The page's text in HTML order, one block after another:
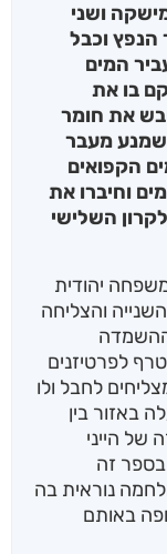
ושני
וכבל
המים
בו את
את חומר
שמנע מעבר
הקפואים
וחיברו את
השלישי
יהודית
והצליחה
לפרטיזנים
לחבל ולו
באזור בין
הגבורה של הייני
בספר זה
נוראית בה
באותם